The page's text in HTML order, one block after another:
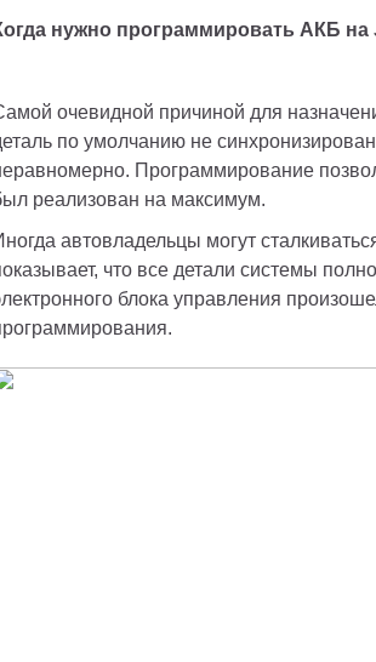
нужно программировать АКБ на
очевидной причиной для
по умолчанию не
Программирование
реализован на максимум.
автовладельцы могут
что все детали системы
блока управления